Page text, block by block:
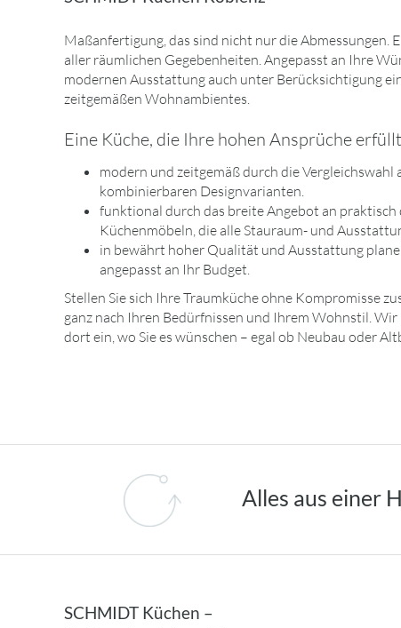
Maßanfertigung, das sind nicht nur die Abmessungen.
aller räumlichen Gegebenheiten. Angepasst an Ihre
modernen Ausstattung auch unter Berücksichtigung
zeitgemäßen Wohnambientes.
Eine Küche, die Ihre hohen Ansprüche
modern und zeitgemäß durch die Vergleichswahl
kombinierbaren Designvarianten.
funktional durch das breite Angebot an praktisch
Küchenmöbeln, die alle Stauraum- und
in bewährt hoher Qualität und Ausstattung
angepasst an Ihr Budget.
Stellen Sie sich Ihre Traumküche ohne Kompromisse
ganz nach Ihren Bedürfnissen und Ihrem Wohnstil.
dort ein, wo Sie es wünschen – egal ob Neubau oder
Alles aus einer
SCHMIDT Küchen –